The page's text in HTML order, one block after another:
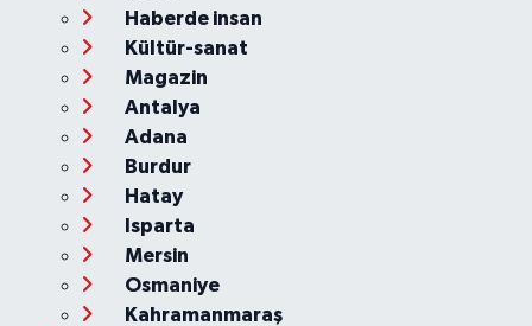
Haberde insan
Kültür-sanat
Magazin
Antalya
Adana
Burdur
Hatay
Isparta
Mersin
Osmaniye
Kahramanmaraş